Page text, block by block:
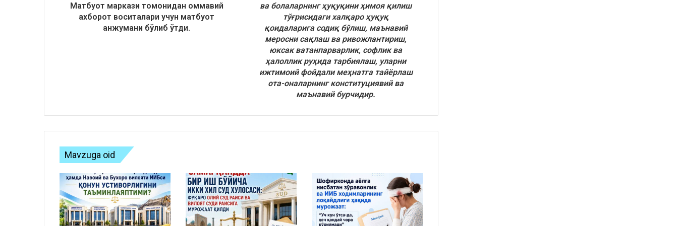
Матбуот маркази томонидан оммавий
ахборот воситалари учун матбуот
анжумани бўлиб ўтди.
ва болаларнинг ҳуқуқини ҳимоя қилиш
тўғрисидаги халқаро ҳуқуқ
қоидаларига содиқ бўлиш, маънавий
меросни сақлаш ва ривожлантириш,
юксак ватанпарварлик, софлик ва
ҳалоллик руҳида тарбиялаш, уларни
ижтимоий фойдали меҳнатга тайёрлаш
ота-оналарнинг конституциявий ва
маънавий бурчидир.
Mavzuga oid